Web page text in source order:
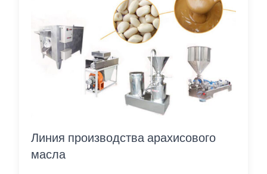
Линия производства арахисового
масла